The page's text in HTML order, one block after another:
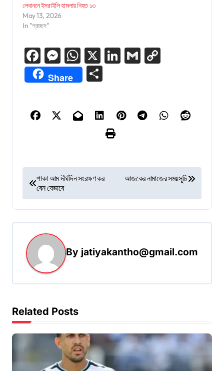
লেবাননে ইসরাইলি হামলায় নিহত ১৩
May 13, 2026
In "প্রচ্ছদ"
Facebook
Messenger
WhatsApp
X LinkedIn
Gmail
Share
s
t
n
a
g
a
পাকা আম দীর্ঘদিন সংরক্ষণ কর
বেন যেভাবে
আজকের নামাজের সময়সূচি
By jatiyakantho@gmail.com
Related Posts